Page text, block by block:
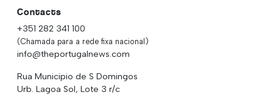
Contacts
+351 282 341 100
(Chamada para a rede fixa nacional)
info@theportugalnews.com
Rua Municipio de S Domingos
Urb. Lagoa Sol, Lote 3 r/c